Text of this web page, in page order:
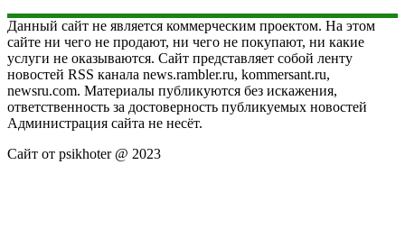
Данный сайт не является коммерческим проектом. На этом
сайте ни чего не продают, ни чего не покупают, ни какие
услуги не оказываются. Сайт представляет собой ленту
новостей RSS канала news.rambler.ru, kommersant.ru,
newsru.com. Материалы публикуются без искажения,
ответственность за достоверность публикуемых новостей
Администрация сайта не несёт.
Сайт от psikhoter @ 2023